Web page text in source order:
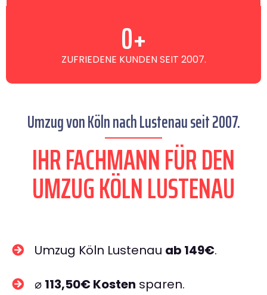
ZUFRIEDENE KUNDEN SEIT 2007.
0+
Umzug von Köln nach Lustenau seit 2007.
IHR FACHMANN FÜR DEN
UMZUG KÖLN LUSTENAU
Umzug Köln Lustenau ab 149€.
⌀ 113,50€ Kosten sparen.